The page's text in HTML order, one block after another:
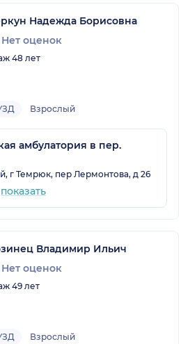
Надежда Борисовна
Нет оценок
48 лет
Взрослый
амбулатория в пер.
г Темрюк, пер Лермонтова, д 26
показать
Владимир Ильич
Нет оценок
49 лет
Взрослый